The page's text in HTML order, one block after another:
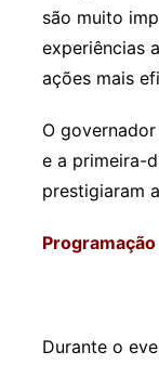
são muito
experiências
ações mais
O
e a primeira-
prestigiaram
Durante o